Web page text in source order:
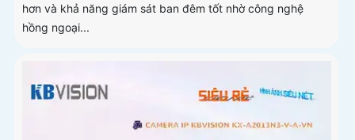
hơn và khả năng giám sát ban đêm tốt nhờ công nghệ
hồng ngoại...